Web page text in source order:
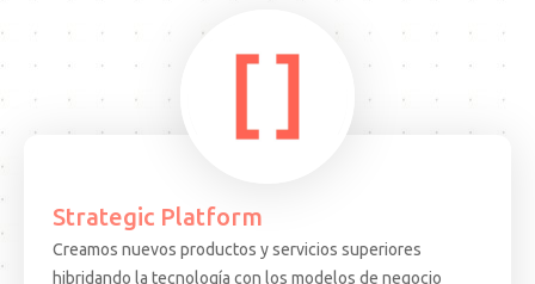
Strategic Platform
Creamos nuevos productos y servicios superiores
hibridando la tecnología con los modelos de negocio
ARTICULO 15.08.25